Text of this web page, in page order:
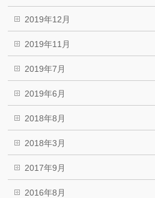
2019年12月
2019年11月
2019年7月
2019年6月
2018年8月
2018年3月
2017年9月
2016年8月